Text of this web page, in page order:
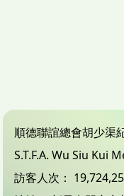
順德聯誼總會胡少渠
S.T.F.A. Wu Siu Kui
訪客人次：